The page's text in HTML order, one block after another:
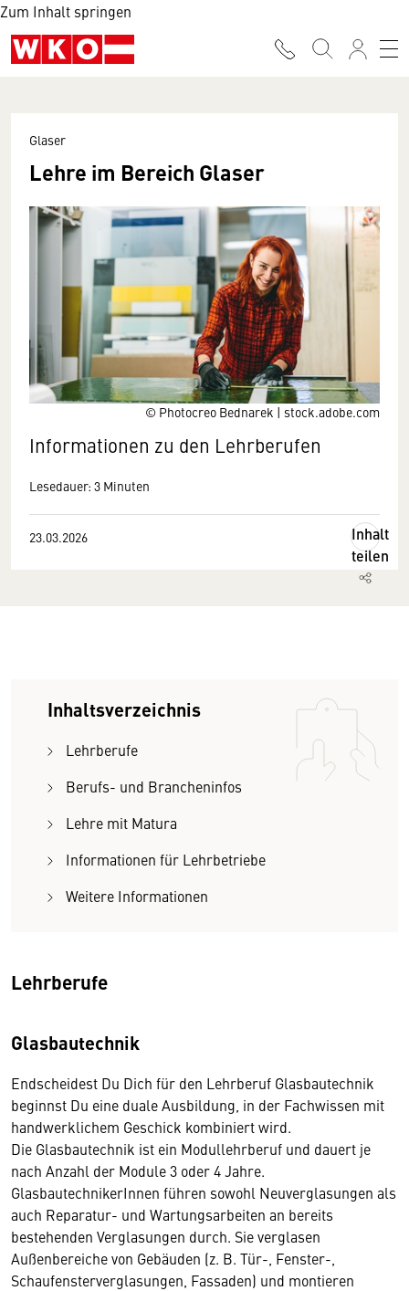
Zum Inhalt springen
© Photocreo Bednarek | stock.adobe.com
Glaser
Lehre im Bereich Glaser
Informationen zu den Lehrberufen
Lesedauer: 3 Minuten
23.03.2026
Inhalt
teilen
Inhaltsverzeichnis
Lehrberufe
Berufs- und Brancheninfos
Lehre mit Matura
Informationen für Lehrbetriebe
Weitere Informationen
Lehrberufe
Glasbautechnik
Endscheidest Du Dich für den Lehrberuf Glasbautechnik
beginnst Du eine duale Ausbildung, in der Fachwissen mit
handwerklichem Geschick kombiniert wird.
Die Glasbautechnik ist ein Modullehrberuf und dauert je
nach Anzahl der Module 3 oder 4 Jahre.
GlasbautechnikerInnen führen sowohl Neuverglasungen als
auch Reparatur- und Wartungsarbeiten an bereits
bestehenden Verglasungen durch. Sie verglasen
Außenbereiche von Gebäuden (z. B. Tür-, Fenster-,
Schaufensterverglasungen, Fassaden) und montieren